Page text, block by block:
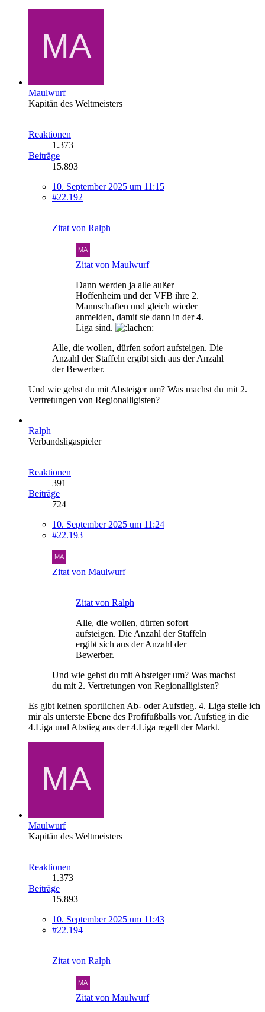
Maulwurf
Kapitän des Weltmeisters
Reaktionen
1.373
Beiträge
15.893
10. September 2025 um 11:15
#22.192
Zitat von Ralph
Zitat von Maulwurf
Dann werden ja alle außer
Hoffenheim und der VFB ihre 2.
Mannschaften und gleich wieder
anmelden, damit sie dann in der 4.
Liga sind.
Alle, die wollen, dürfen sofort aufsteigen. Die
Anzahl der Staffeln ergibt sich aus der Anzahl
der Bewerber.
Und wie gehst du mit Absteiger um? Was machst du mit 2.
Vertretungen von Regionalligisten?
Ralph
Verbandsligaspieler
Reaktionen
391
Beiträge
724
10. September 2025 um 11:24
#22.193
Zitat von Maulwurf
Zitat von Ralph
Alle, die wollen, dürfen sofort
aufsteigen. Die Anzahl der Staffeln
ergibt sich aus der Anzahl der
Bewerber.
Und wie gehst du mit Absteiger um? Was machst
du mit 2. Vertretungen von Regionalligisten?
Es gibt keinen sportlichen Ab- oder Aufstieg. 4. Liga stelle ich
mir als unterste Ebene des Profifußballs vor. Aufstieg in die
4.Liga und Abstieg aus der 4.Liga regelt der Markt.
Maulwurf
Kapitän des Weltmeisters
Reaktionen
1.373
Beiträge
15.893
10. September 2025 um 11:43
#22.194
Zitat von Ralph
Zitat von Maulwurf